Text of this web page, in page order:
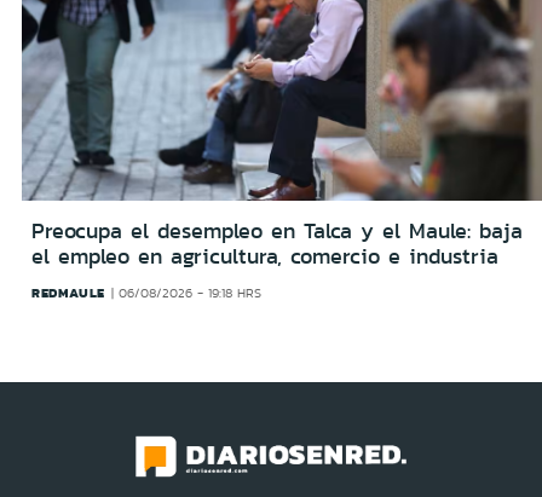
Preocupa el desempleo en Talca y el Maule: baja
el empleo en agricultura, comercio e industria
REDMAULE 06/08/2026 - 19:18 HRS